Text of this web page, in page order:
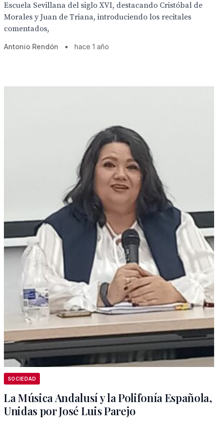
Escuela Sevillana del siglo XVI, destacando Cristóbal de
Morales y Juan de Triana, introduciendo los recitales
comentados,
Antonio Rendón • hace 1 año
SOCIEDAD
La Música Andalusí y la Polifonía Española,
Unidas por José Luis Parejo